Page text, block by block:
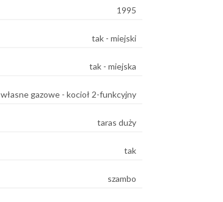
1995
tak - miejski
tak - miejska
własne gazowe - kocioł 2-funkcyjny
taras duży
tak
szambo